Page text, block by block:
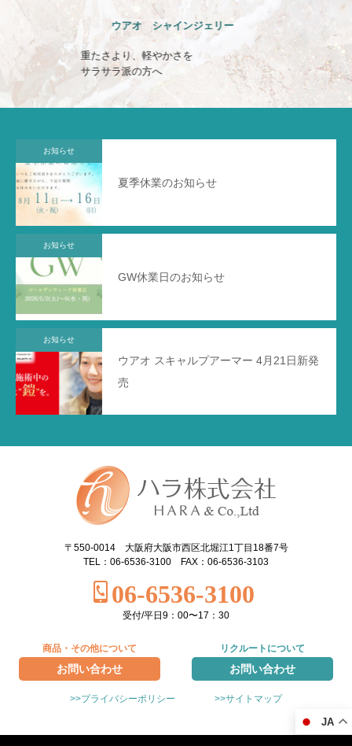
ウアオ のばしチャオ ミルク
晴れの日も雨の日も
一日まとまる髪へ
お知らせ
夏季休業のお知らせ
お知らせ
GW休業日のお知らせ
お知らせ
ウアオ スキャルプアーマー 4月21日新発
売
〒550-0014 大阪府大阪市西区北堀江1丁目18番7号
TEL：06-6536-3100 FAX：06-6536-3103
06-6536-3100
受付/平日9：00〜17：30
商品・その他について
お問い合わせ
リクルートについて
お問い合わせ
>>プライバシーポリシー >>サイトマップ
JA